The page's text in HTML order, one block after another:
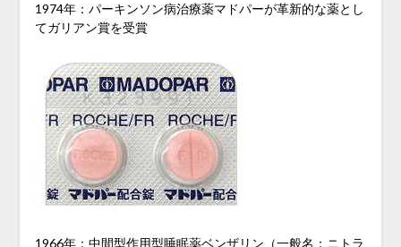
1974年：パーキンソン病治療薬マドパーが革新的な薬とし
てガリアン賞を受賞
1966年：中間型作用型睡眠薬ベンザリン（一般名：ニトラ